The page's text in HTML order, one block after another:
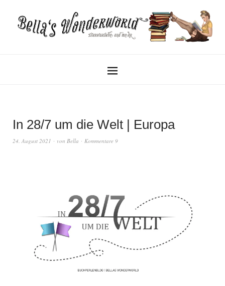
In 28/7 um die Welt | Europa
24. August 2021 von Bella Kommentare 9